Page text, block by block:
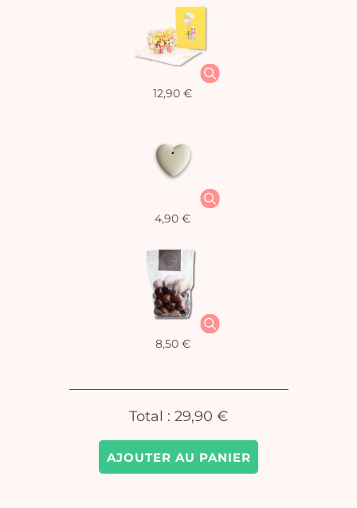
AJOUTER AU PANIER
12,90 €
4,90 €
8,50 €
Total : 29,90 €